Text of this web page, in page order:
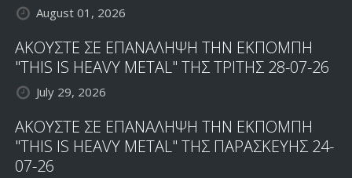
August 01, 2026
ΑΚΟΥΣΤΕ ΣΕ ΕΠΑΝΑΛΗΨΗ ΤΗΝ ΕΚΠΟΜΠΗ
"THIS IS HEAVY METAL" ΤΗΣ ΤΡΙΤΗΣ 28-07-26
July 29, 2026
ΑΚΟΥΣΤΕ ΣΕ ΕΠΑΝΑΛΗΨΗ ΤΗΝ ΕΚΠΟΜΠΗ
"THIS IS HEAVY METAL" ΤΗΣ ΠΑΡΑΣΚΕΥΗΣ 24-
07-26